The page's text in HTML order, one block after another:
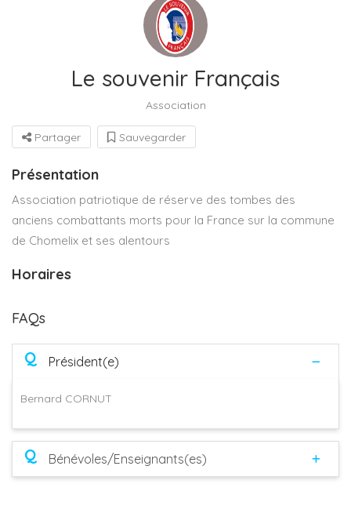
Le souvenir Français
Association
Partager Sauvegarder
Présentation
Association patriotique de réserve des tombes des
anciens combattants morts pour la France sur la commune
de Chomelix et ses alentours
Horaires
FAQs
Q Président(e)
Bernard CORNUT
Q Bénévoles/Enseignants(es)